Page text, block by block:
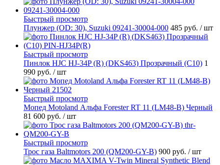
Быстрый просмотр
Плунжер (OD: 30), Suzuki 09241-30004-000 485 руб. / шт
Быстрый просмотр
Пинлок HJC HJ-34P (R) (DKS463) Прозрачный (C10) 1
990 руб. / шт
Быстрый просмотр
Мопед Motoland Альфа Forester RT 11 (LM48-B) Черный
81 600 руб. / шт
Быстрый просмотр
Трос газа Baltmotors 200 (QM200-GY-B) 900 руб. / шт